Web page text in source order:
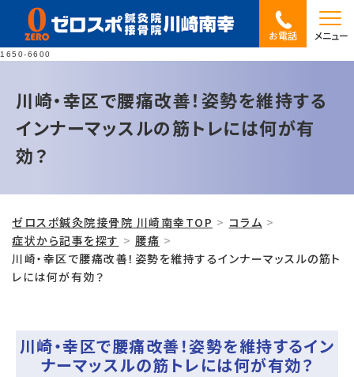
1650-6600
お電話 メニュー
川崎・幸区で腰痛改善！姿勢を維持する
インナーマッスルの筋トレには何が有
効？
ゼロスポ鍼灸院接骨院 川崎南幸TOP
コラム
症状から記事を探す
腰痛
川崎・幸区で腰痛改善！姿勢を維持するインナーマッスルの筋ト
レには何が有効？
川崎・幸区で腰痛改善！姿勢を維持するイン
ナーマッスルの筋トレには何が有効？